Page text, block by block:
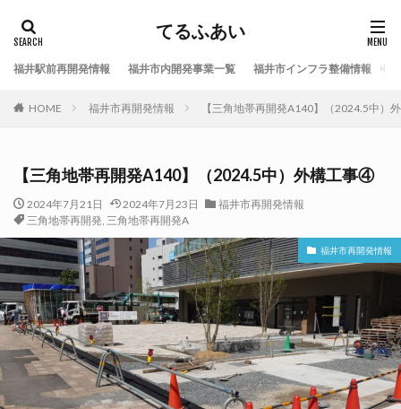
てるふあい
福井駅前再開発情報 福井市内開発事業一覧 福井市インフラ整備情報
HOME 福井市再開発情報 【三角地帯再開発A140】（2024.5中）
【三角地帯再開発A140】（2024.5中）外構工事④
2024年7月21日 2024年7月23日
福井市再開発情報
三角地帯再開発, 三角地帯再開発A
福井市再開発情報